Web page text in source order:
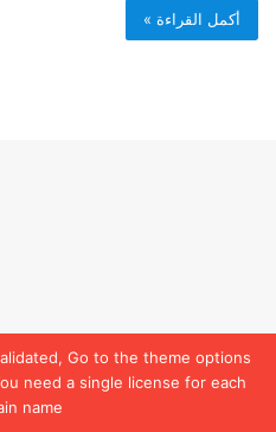
Go to the theme options
need a single license for each
name.
أكمل القراءة »